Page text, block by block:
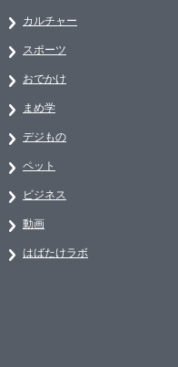
カルチャー
スポーツ
おでかけ
まめ学
デジもの
ペット
ビジネス
動画
はばたけラボ